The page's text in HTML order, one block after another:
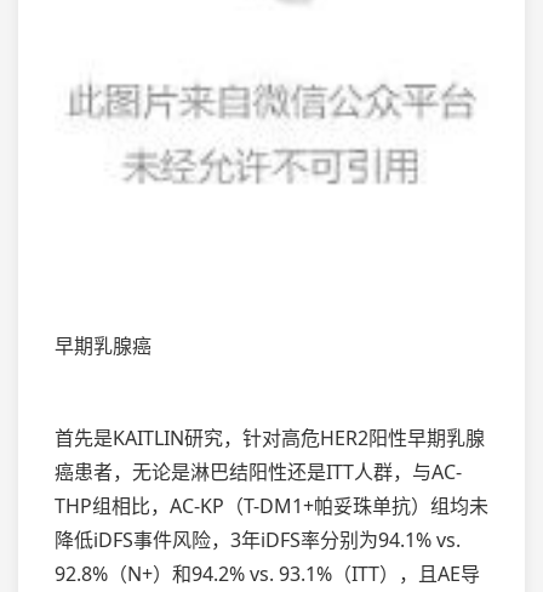
早期乳腺癌
首先是KAITLIN研究，针对高危HER2阳性早期乳腺
癌患者，无论是淋巴结阳性还是ITT人群，与AC-
THP组相比，AC-KP（T-DM1+帕妥珠单抗）组均未
降低iDFS事件风险，3年iDFS率分别为94.1% vs.
92.8%（N+）和94.2% vs. 93.1%（ITT），且AE导